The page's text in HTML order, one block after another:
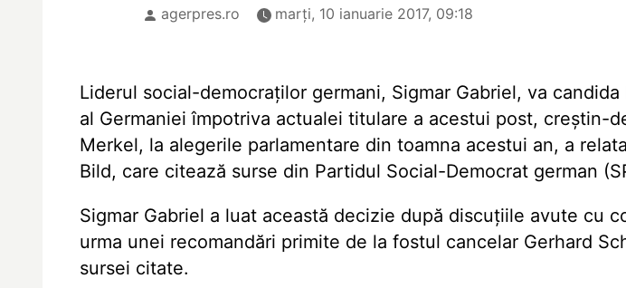
agerpres.ro marți, 10 ianuarie 2017, 09:18
Liderul social-democraților germani, Sigmar Gabriel, va
al Germaniei împotriva actualei titulare a acestui post, creștin-
Merkel, la alegerile parlamentare din toamna acestui an, a
Bild, care citează surse din Partidul Social-Democrat german
Sigmar Gabriel a luat această decizie după discuțiile avute cu
urma unei recomandări primite de la fostul cancelar Gerhard
sursei citate.